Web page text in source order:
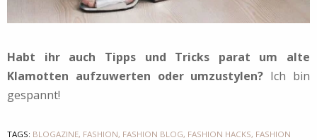
Habt ihr auch Tipps und Tricks parat um alte
Klamotten aufzuwerten oder umzustylen? Ich bin
gespannt!
TAGS: BLOGAZINE, FASHION, FASHION BLOG, FASHION HACKS, FASHION